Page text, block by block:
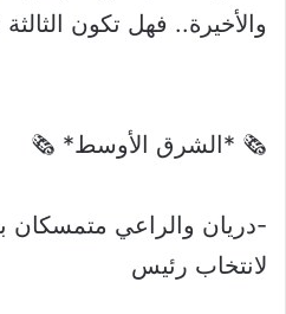
والأخيرة.. فهل تكون الثالثة
🗞 *الشرق الأوسط* 🗞
-دريان والراعي متمسكان
لانتخاب رئيس